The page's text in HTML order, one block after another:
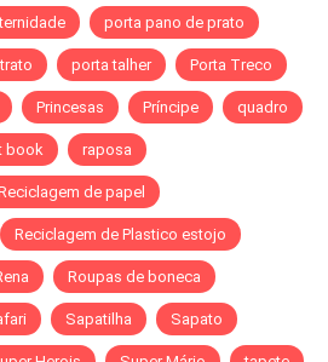
porta pano de prato
porta talher Porta Treco
Princesas Príncipe quadro
book raposa
de papel
Reciclagem de Plastico estojo
Roupas de boneca
Sapatilha Sapato